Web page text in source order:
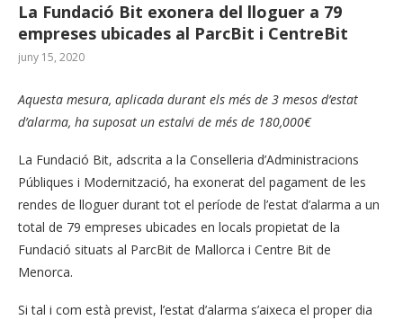
La Fundació Bit exonera del lloguer a 79
empreses ubicades al ParcBit i CentreBit
juny 15, 2020
Aquesta mesura, aplicada durant els més de 3 mesos d’estat
d’alarma, ha suposat un estalvi de més de 180,000€
La Fundació Bit, adscrita a la Conselleria d’Administracions
Públiques i Modernització, ha exonerat del pagament de les
rendes de lloguer durant tot el període de l’estat d’alarma a un
total de 79 empreses ubicades en locals propietat de la
Fundació situats al ParcBit de Mallorca i Centre Bit de
Menorca.
Si tal i com està previst, l’estat d’alarma s’aixeca el proper dia